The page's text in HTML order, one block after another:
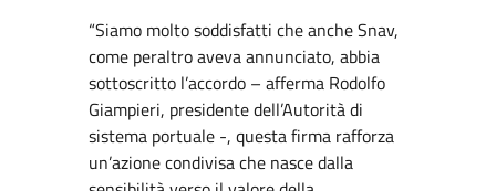
“Siamo molto soddisfatti che anche Snav,
come peraltro aveva annunciato, abbia
sottoscritto l’accordo – afferma Rodolfo
Giampieri, presidente dell’Autorità di
sistema portuale -, questa firma rafforza
un’azione condivisa che nasce dalla